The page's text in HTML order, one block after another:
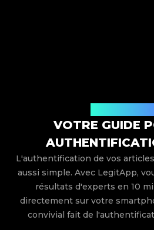
VOTRE GUIDE
L'authentification de vos
aussi simple. Avec LegitApp,
résultats d'experts en 10
directement sur votre
convivial fait de